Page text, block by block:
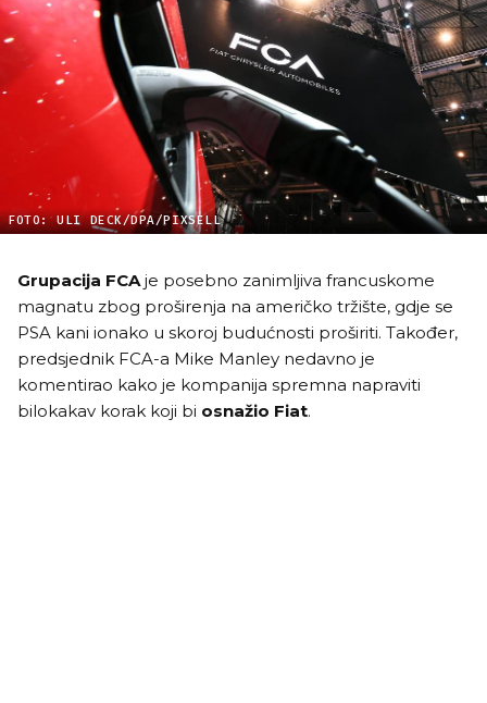
FOTO: ULI DECK/DPA/PIXSELL
Grupacija FCAje posebno zanimljiva francuskome
magnatu zbog proširenja na američko tržište, gdje se
PSA kani ionako u skoroj budućnosti proširiti. Također,
predsjednik FCA-a Mike Manley nedavno je
komentirao kako je kompanija spremna napraviti
bilokakav korak koji bi osnažio Fiat.